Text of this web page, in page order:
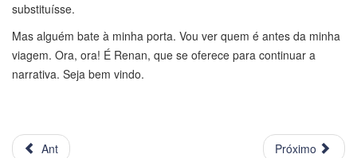
substituísse.
Mas alguém bate à minha porta. Vou ver quem é antes da minha
viagem. Ora, ora! É Renan, que se oferece para continuar a
narrativa. Seja bem vindo.
Ant Próximo